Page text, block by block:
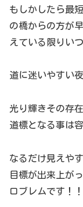
もしかしたら最
の橋からの方が
えている限りい
道に迷いやすい
光り輝きその存
道標となる事は
なるだけ見えや
目標が出来上が
ロブレムです！！